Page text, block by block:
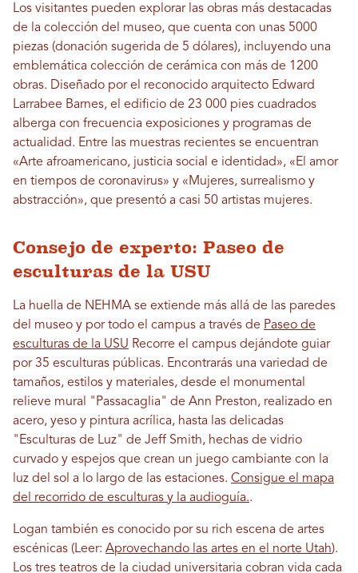
Los visitantes pueden explorar las obras más destacadas
de la colección del museo, que cuenta con unas 5000
piezas (donación sugerida de 5 dólares), incluyendo una
emblemática colección de cerámica con más de 1200
obras. Diseñado por el reconocido arquitecto Edward
Larrabee Barnes, el edificio de 23 000 pies cuadrados
alberga con frecuencia exposiciones y programas de
actualidad. Entre las muestras recientes se encuentran
«Arte afroamericano, justicia social e identidad», «El amor
en tiempos de coronavirus» y «Mujeres, surrealismo y
abstracción», que presentó a casi 50 artistas mujeres.
Consejo de experto: Paseo de
esculturas de la USU
La huella de NEHMA se extiende más allá de las paredes
del museo y por todo el campus a través de Paseo de
esculturas de la USU Recorre el campus dejándote guiar
por 35 esculturas públicas. Encontrarás una variedad de
tamaños, estilos y materiales, desde el monumental
relieve mural "Passacaglia" de Ann Preston, realizado en
acero, yeso y pintura acrílica, hasta las delicadas
"Esculturas de Luz" de Jeff Smith, hechas de vidrio
curvado y espejos que crean un juego cambiante con la
luz del sol a lo largo de las estaciones. Consigue el mapa
del recorrido de esculturas y la audioguía..
Logan también es conocido por su rich escena de artes
escénicas (Leer: Aprovechando las artes en el norte Utah).
Los tres teatros de la ciudad universitaria cobran vida cada